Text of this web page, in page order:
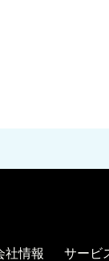
社情報 サービ